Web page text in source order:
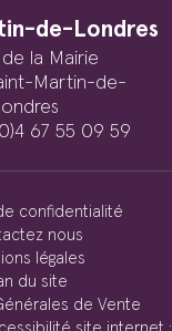
de-Londres
la Mairie
Martin-de-
67 55 09 59
confidentialité
nous
légales
du site
de Vente